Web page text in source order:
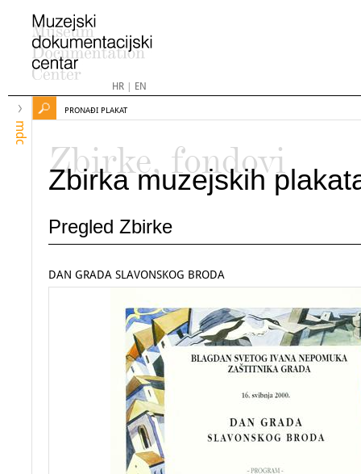
HR| EN
mdc
PRONAĐI PLAKAT
Zbirke, fondovi
Zbirka muzejskih
Pregled Zbirke
DAN GRADA SLAVONSKOG BRODA